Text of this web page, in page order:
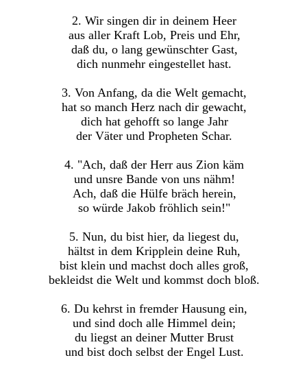
2. Wir singen dir in deinem Heer
aus aller Kraft Lob, Preis und Ehr,
daß du, o lang gewünschter Gast,
dich nunmehr eingestellet hast.
3. Von Anfang, da die Welt gemacht,
hat so manch Herz nach dir gewacht,
dich hat gehofft so lange Jahr
der Väter und Propheten Schar.
4. "Ach, daß der Herr aus Zion käm
und unsre Bande von uns nähm!
Ach, daß die Hülfe bräch herein,
so würde Jakob fröhlich sein!"
5. Nun, du bist hier, da liegest du,
hältst in dem Kripplein deine Ruh,
bist klein und machst doch alles groß,
bekleidst die Welt und kommst doch bloß.
6. Du kehrst in fremder Hausung ein,
und sind doch alle Himmel dein;
du liegst an deiner Mutter Brust
und bist doch selbst der Engel Lust.